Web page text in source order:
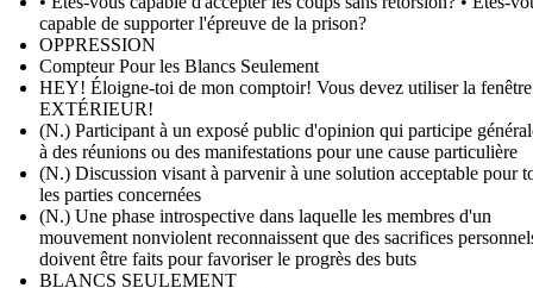
capable de supporter l'épreuve de la prison?
OPPRESSION
Compteur Pour les Blancs Seulement
HEY! Éloigne-toi de mon comptoir! Vous devez utiliser la fenêtre
EXTÉRIEUR!
(N.) Participant à un exposé public d'opinion qui participe
à des réunions ou des manifestations pour une cause particulière
(N.) Discussion visant à parvenir à une solution acceptable pour
les parties concernées
(N.) Une phase introspective dans laquelle les membres d'un
mouvement nonviolent reconnaissent que des sacrifices
doivent être faits pour favoriser le progrès des buts
BLANCS SEULEMENT